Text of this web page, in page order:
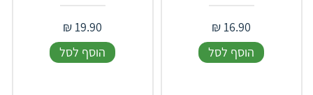
16.90
₪
הוסף לסל
19.90
₪
הוסף לסל